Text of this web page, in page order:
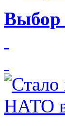
Выбор